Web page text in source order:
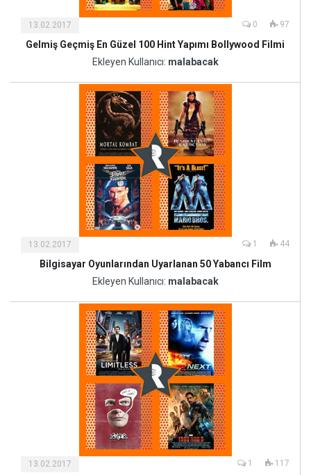
13.02.2017 0 97
Gelmiş Geçmiş En Güzel 100 Hint Yapımı Bollywood Filmi
Ekleyen Kullanıcı: malabacak
Kültür
13.02.2017 1 44
Bilgisayar Oyunlarından Uyarlanan 50 Yabancı Film
Ekleyen Kullanıcı: malabacak
Kültür
13.02.2017 1 117